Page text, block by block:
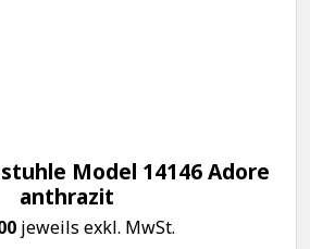
Model 14146 Adore
anthrazit
jeweils exkl. MwSt.